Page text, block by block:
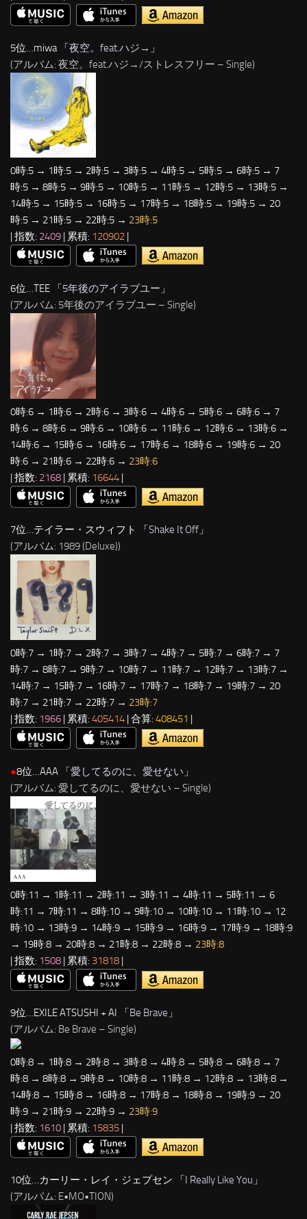
5位…miwa 「夜空。feat.ハジ→ 」
(アルバム: 夜空。feat.ハジ→/ストレスフリー – Single)
0時:5 → 1時:5 → 2時:5 → 3時:5 → 4時:5 → 5時:5 → 6時:5 → 7
時:5 → 8時:5 → 9時:5 → 10時:5 → 11時:5 → 12時:5 → 13時:5 →
14時:5 → 15時:5 → 16時:5 → 17時:5 → 18時:5 → 19時:5 → 20
時:5 → 21時:5 → 22時:5 → 23時:5
| 指数: 2409 | 累積: 120902 |
6位…TEE 「5年後のアイラブユー 」
(アルバム: 5年後のアイラブユー – Single)
0時:6 → 1時:6 → 2時:6 → 3時:6 → 4時:6 → 5時:6 → 6時:6 → 7
時:6 → 8時:6 → 9時:6 → 10時:6 → 11時:6 → 12時:6 → 13時:6 →
14時:6 → 15時:6 → 16時:6 → 17時:6 → 18時:6 → 19時:6 → 20
時:6 → 21時:6 → 22時:6 → 23時:6
| 指数: 2168 | 累積: 16644 |
7位…テイラー・スウィフト 「 Shake It Off 」
(アルバム: 1989 (Deluxe))
0時:7 → 1時:7 → 2時:7 → 3時:7 → 4時:7 → 5時:7 → 6時:7 → 7
時:7 → 8時:7 → 9時:7 → 10時:7 → 11時:7 → 12時:7 → 13時:7 →
14時:7 → 15時:7 → 16時:7 → 17時:7 → 18時:7 → 19時:7 → 20
時:7 → 21時:7 → 22時:7 → 23時:7
| 指数: 1966 | 累積: 405414 | 合算: 408451
●8位…AAA 「愛してるのに、愛せない 」
(アルバム: 愛してるのに、愛せない – Single)
0時:11 → 1時:11 → 2時:11 → 3時:11 → 4時:11 → 5時:11 → 6
時:11 → 7時:11 → 8時:10 → 9時:10 → 10時:10 → 11時:10 → 12
時:10 → 13時:9 → 14時:9 → 15時:9 → 16時:9 → 17時:9 → 18時:9
→ 19時:8 → 20時:8 → 21時:8 → 22時:8 → 23時:8
| 指数: 1508 | 累積: 31818 |
9位…EXILE ATSUSHI + AI 「Be Brave 」
(アルバム: Be Brave – Single)
0時:8 → 1時:8 → 2時:8 → 3時:8 → 4時:8 → 5時:8 → 6時:8 → 7
時:8 → 8時:8 → 9時:8 → 10時:8 → 11時:8 → 12時:8 → 13時:8 →
14時:8 → 15時:8 → 16時:8 → 17時:8 → 18時:8 → 19時:9 → 20
時:9 → 21時:9 → 22時:9 → 23時:9
| 指数: 1610 | 累積: 15835 |
10位…カーリー・レイ・ジェプセン 「I Really Like You 」
(アルバム: E•MO•TION)